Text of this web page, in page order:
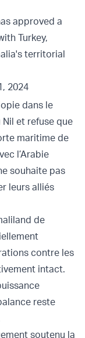
approved a
Turkey,
territorial
2024
dans le
et refuse que
maritime de
l’Arabie
souhaite pas
leurs alliés
de
contre les
intact.
reste
soutenu la